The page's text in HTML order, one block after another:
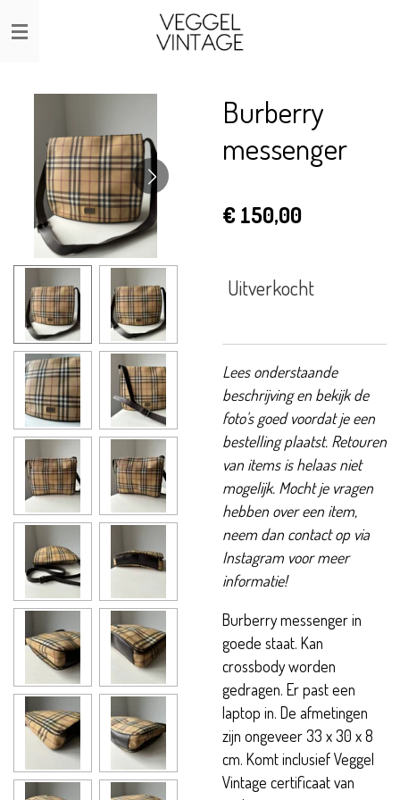
Ga
direct
Burberry
messenger
€ 150,00
Uitverkocht
Lees onderstaande
beschrijving en bekijk de
foto's goed voordat je een
bestelling plaatst. Retouren
van items is helaas niet
mogelijk. Mocht je vragen
hebben over een item,
neem dan contact op via
Instagram voor meer
informatie!
Burberry messenger in
goede staat. Kan
crossbody worden
gedragen. Er past een
laptop in. De afmetingen
zijn ongeveer 33 x 30 x 8
cm. Komt inclusief Veggel
Vintage certificaat van